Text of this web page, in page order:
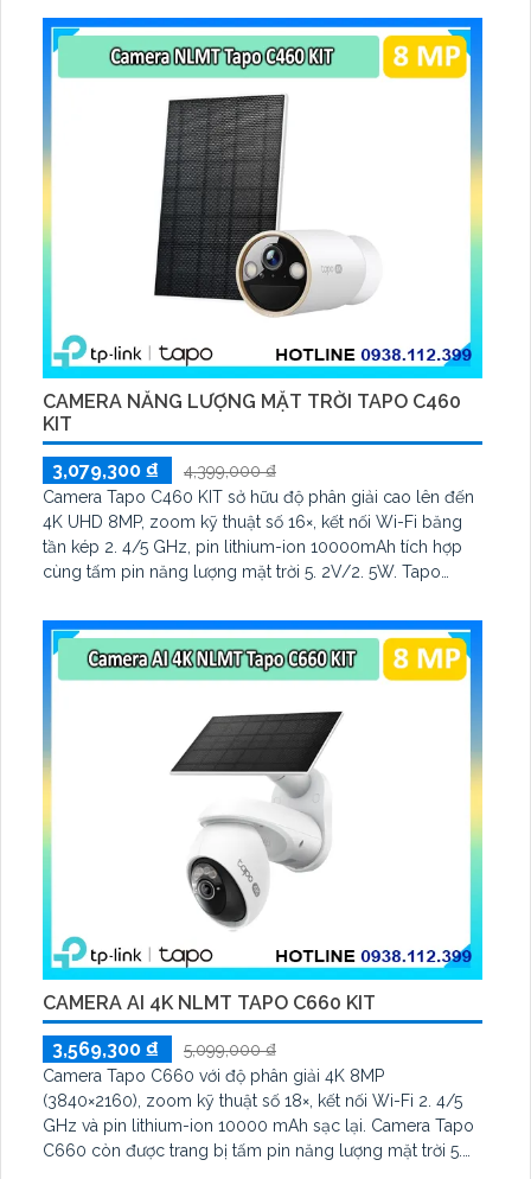
CAMERA NĂNG LƯỢNG MẶT TRỜI TAPO C460
KIT
3,079,300 ₫
4,399,000 ₫
Camera Tapo C460 KIT sở hữu độ phân giải cao lên đến
4K UHD 8MP, zoom kỹ thuật số 16×, kết nối Wi-Fi băng
tần kép 2. 4/5 GHz, pin lithium-ion 10000mAh tích hợp
cùng tấm pin năng lượng mặt trời 5. 2V/2. 5W. Tapo
biến Starlight, tầm nhìn lên đến 15 m
CAMERA AI 4K NLMT TAPO C660 KIT
3,569,300 ₫
5,099,000 ₫
Camera Tapo C660 với độ phân giải 4K 8MP
(3840×2160), zoom kỹ thuật số 18×, kết nối Wi-Fi 2. 4/5
GHz và pin lithium-ion 10000 mAh sạc lại. Camera Tapo
C660 còn được trang bị tấm pin năng lượng mặt trời 5.